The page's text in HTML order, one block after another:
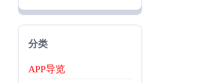
分类
APP导览